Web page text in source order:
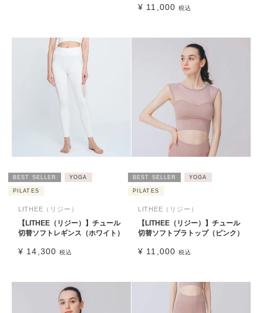
¥ 11,000 税込
BEST SELLER YOGA
PILATES
LITHEE（リジー）
【LITHEE（リジー）】チュール
切替ソフトレギンス（ホワイト）
¥ 14,300 税込
BEST SELLER YOGA
PILATES
LITHEE（リジー）
【LITHEE（リジー）】チュール
切替ソフトブラトップ（ピンク）
¥ 11,000 税込